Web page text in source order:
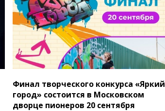
Финал творческого конкурса «Яркий
город» состоится в Московском
дворце пионеров 20 сентября